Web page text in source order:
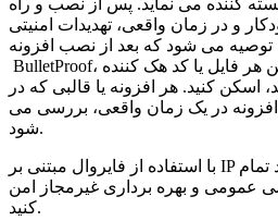
کننده می نماید. پس از نصب و راه
و در زمان واقعی، تهدیدات امنیتی
توصیه می شود که بعد از نصب افزونه
BulletProof، وب سایت خود را برای یافتن هر فایل یا کد هک کننده
اسکن کنید. هر افزونه یا قالبی که در
در یک زمان واقعی، بررسی می
شود.
با استفاده از فایروال مبتنی بر IP این افزونه، شما می توانید تمام
عمومی و بهره برداری غیرمجاز امن
کنید.